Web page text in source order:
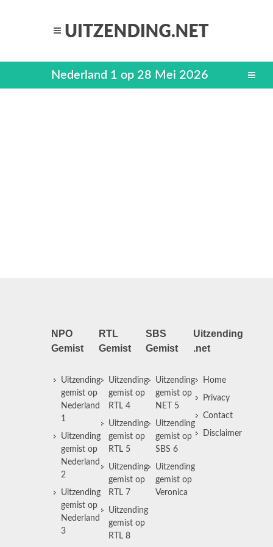
Nederland 1 op 28 Mei 2026
NPO
Gemist
Uitzending
gemist op
Nederland
1
Uitzending
gemist op
Nederland
2
Uitzending
gemist op
Nederland
3
RTL
Gemist
Uitzending
gemist op
RTL 4
Uitzending
gemist op
RTL 5
Uitzending
gemist op
RTL 7
Uitzending
gemist op
RTL 8
SBS
Gemist
Uitzending
gemist op
NET 5
Uitzending
gemist op
SBS 6
Uitzending
gemist op
Veronica
Uitzending
.net
Home
Privacy
Contact
Disclaimer